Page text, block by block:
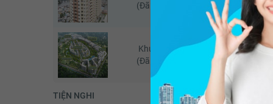
(Đã giao dịch - 07/2026)
Khu đô thị Celadon City
(Đã giao dịch - 05/2026)
TIỆN NGHI